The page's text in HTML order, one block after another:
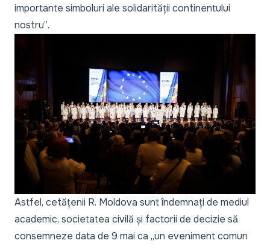
importante simboluri ale solidarității continentului
nostru”.
Astfel, cetățenii R. Moldova sunt îndemnați de mediul
academic, societatea civilă și factorii de decizie să
consemneze data de 9 mai ca „un eveniment comun